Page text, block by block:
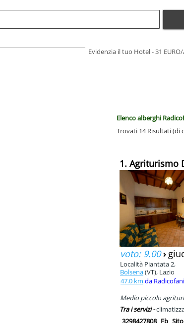
Evidenzia il tuo Hotel - 31
Elenco alberghi
Trovati 14 Risultati (di
1. Agriturismo
voto: 9.00›
Località Piantata 2,
Bolsena(VT), Lazio
47.0 km da
Medio piccolo
Tra i servizi -